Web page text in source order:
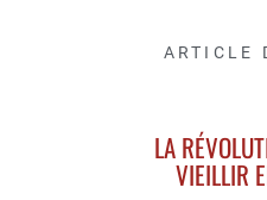
ARTICLE
LA
VIEILLIR